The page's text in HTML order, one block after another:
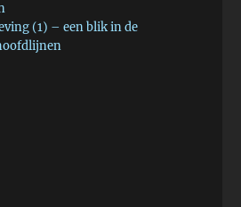
(1) – een blik in de